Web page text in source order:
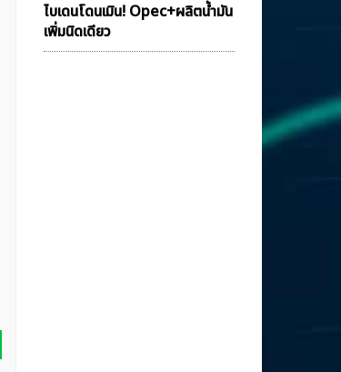
ไบเดนโดนเมิน! Opec+ผลิตน้ำมัน
เพิ่มนิดเดียว